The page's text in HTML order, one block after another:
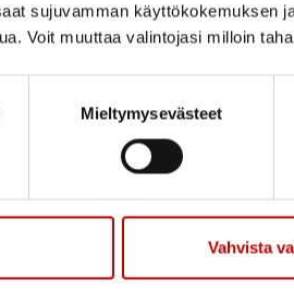
sujuvamman käyttökokemuksen
Voit muuttaa valintojasi milloin
Mieltymysevästeet
Vahvista
haistelu
mutta
voi esiintyä. Myös hidas
eteis-kammiokatkos) on